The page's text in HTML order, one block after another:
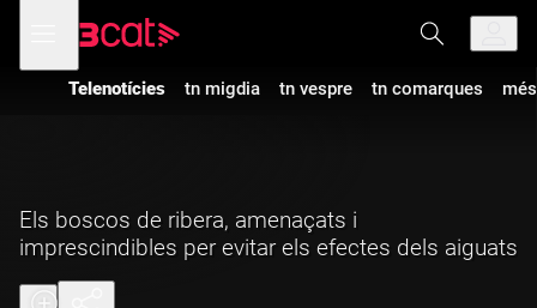
navegació
menú
de
Telenotícies tn migdia tn vespre tn comarques
Els boscos de ribera, amenaçats i
imprescindibles per evitar els efectes dels aiguats